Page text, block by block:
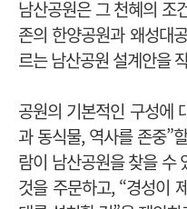
남산공원은 그 천혜의 조
존의 한양공원과 왜성대
르는 남산공원 설계안을
공원의 기본적인 구성에
과 동식물, 역사를 존중”
람이 남산공원을 찾을 수
것을 주문하고, “경성이